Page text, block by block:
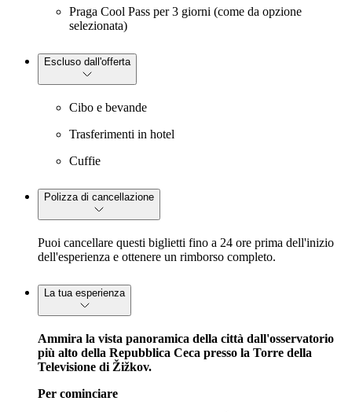
Praga Cool Pass per 3 giorni (come da opzione
selezionata)
Escluso dall'offerta
Cibo e bevande
Trasferimenti in hotel
Cuffie
Polizza di cancellazione
Puoi cancellare questi biglietti fino a 24 ore prima dell'inizio
dell'esperienza e ottenere un rimborso completo.
La tua esperienza
Ammira la vista panoramica della città dall'osservatorio
più alto della Repubblica Ceca presso la Torre della
Televisione di Žižkov.
Per cominciare